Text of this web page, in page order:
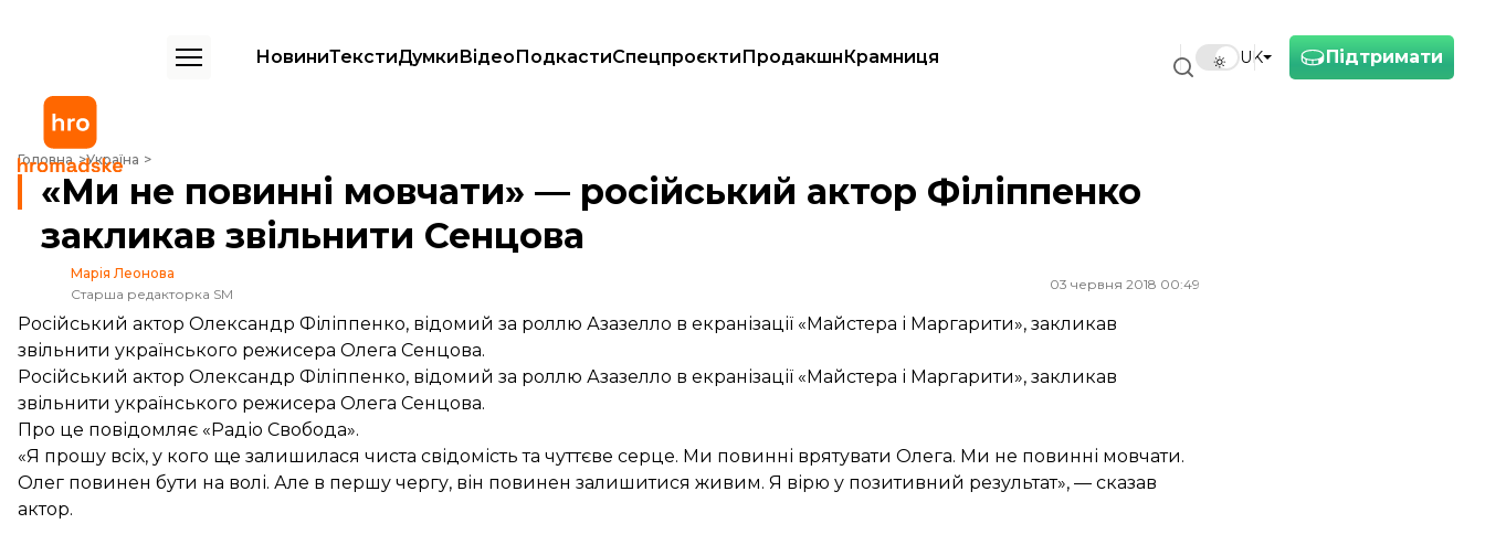
Підтримати
UK
НовиниТекстиДумкиВідеоПодкастиСпецпроєктиПродакшнКрамниця
Головна Україна
«Ми не повинні мовчати» — російський актор Філіппенко закликав звільнити Сенцова
«Ми не повинні мовчати» — російський актор Філіппенко
закликав звільнити Сенцова
Марія Леонова
Старша редакторка SM
03 червня 2018 00:49
Російський актор Олександр Філіппенко, відомий за роллю Азазелло в екранізації «Майстера і Маргарити», закликав
звільнити українського режисера Олега Сенцова.
Російський актор Олександр Філіппенко, відомий за роллю Азазелло в екранізації «Майстера і Маргарити», закликав
звільнити українського режисера Олега Сенцова.
Про це повідомляє «Радіо Свобода».
«Я прошу всіх, у кого ще залишилася чиста свідомість та чуттєве серце. Ми повинні врятувати Олега. Ми не повинні мовчати.
Олег повинен бути на волі. Але в першу чергу, він повинен залишитися живим. Я вірю у позитивний результат», — сказав
актор.